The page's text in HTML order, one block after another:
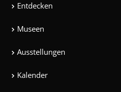
Entdecken
Museen
Ausstellungen
Kalender